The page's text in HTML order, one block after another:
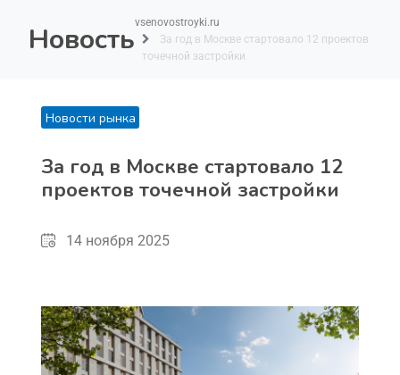
Новостьvsenovostroyki.ru
За год в Москве стартовало 12 проектов
точечной застройки
Новости рынка
За год в Москве стартовало 12
проектов точечной застройки
14 ноября 2025